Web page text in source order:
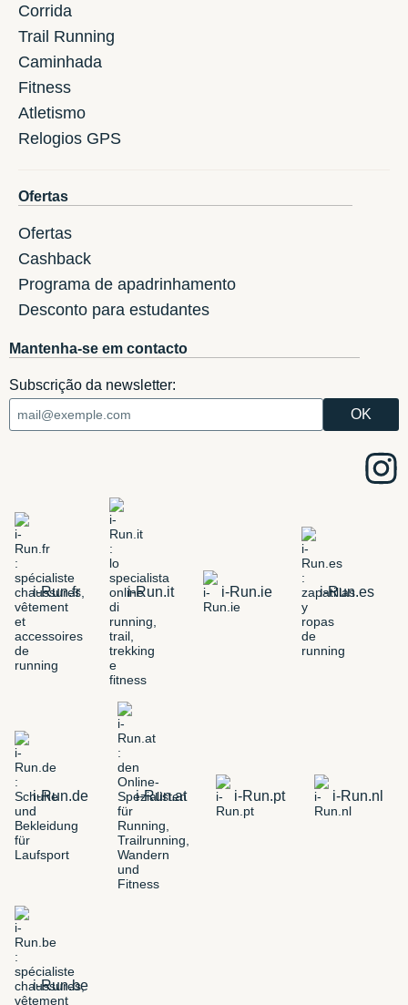
Corrida
Trail Running
Caminhada
Fitness
Atletismo
Relogios GPS
Ofertas
Ofertas
Cashback
Programa de apadrinhamento
Desconto para estudantes
Mantenha-se em contacto
Subscrição da newsletter:
i-Run.fr i-Run.it i-Run.ie i-Run.es
i-Run.de i-Run.at i-Run.pt i-Run.nl
i-Run.be